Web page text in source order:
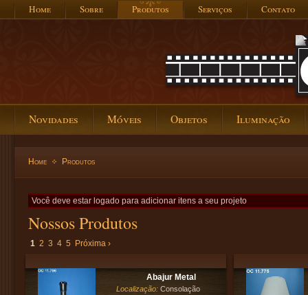
Home Sobre Produtos Serviços Contato
Novidades Móveis Objetos Iluminação
Home Produtos
Você deve estar logado para adicionar itens a seu projeto
Nossos Produtos
1 2 3 4 5 Próxima ›
Abajur Metal
Localização: Consolação